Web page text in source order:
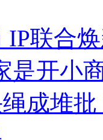
IP联合